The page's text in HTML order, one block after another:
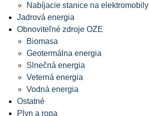
Nabíjacie stanice na elektromobily
Jadrová energia
Obnoviteľné zdroje OZE
Biomasa
Geotermálna energia
Slnečná energia
Veterná energia
Vodná energia
Ostatné
Plyn a ropa